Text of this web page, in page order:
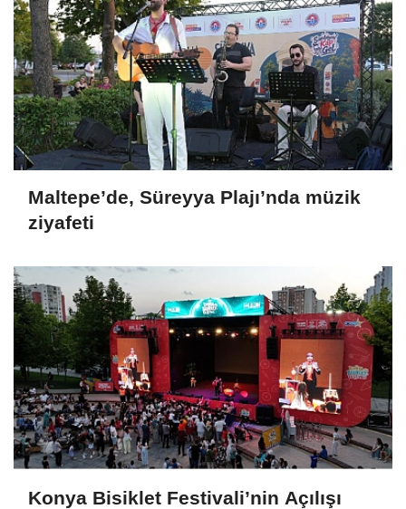
Maltepe’de, Süreyya Plajı’nda müzik
ziyafeti
Konya Bisiklet Festivali’nin Açılışı